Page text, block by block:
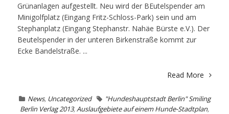
Grünanlagen aufgestellt. Neu wird der BEutelspender am
Minigolfplatz (Eingang Fritz-Schloss-Park) sein und am
Stephanplatz (Eingang Stephanstr. Nahäe Bürste e.V.). Der
Beutelspender in der unteren Birkenstraße kommt zur
Ecke Bandelstraße. ...
Read More
News, Uncategorized
"Hundeshauptstadt Berlin" Smiling
Berlin Verlag 2013,Auslaufgebiete auf einem Hunde-Stadtplan,